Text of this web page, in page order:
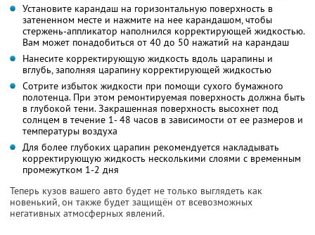
Установите карандаш на горизонтальную поверхность в
затененном месте и нажмите на нее карандашом, чтобы
стержень-аппликатор наполнился корректирующей жидкостью.
Вам может понадобиться от 40 до 50 нажатий на карандаш
Нанесите корректирующую жидкость вдоль царапины и
вглубь, заполняя царапину корректирующей жидкостью
Сотрите избыток жидкости при помощи сухого бумажного
полотенца. При этом ремонтируемая поверхность должна быть
в глубокой тени. Закрашенная поверхность высохнет под
солнцем в течение 1- 48 часов в зависимости от ее размеров и
температуры воздуха
Для более глубоких царапин рекомендуется накладывать
корректирующую жидкость несколькими слоями с временным
промежутком 1-2 дня
Теперь кузов вашего авто будет не только выглядеть как
новенький, он также будет защищён от всевозможных
негативных атмосферных явлений.